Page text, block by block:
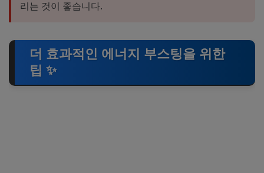
리는 것이 좋습니다.
더 효과적인 에너지 부스팅을 위한
팁 ✨